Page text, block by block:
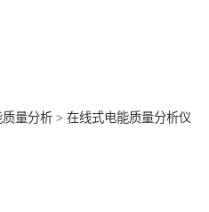
量分析 > 在线式电能质量分析仪